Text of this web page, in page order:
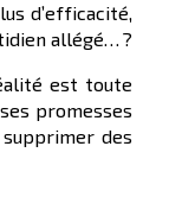
d’efficacité,
allégé… ?
est toute
promesses
des